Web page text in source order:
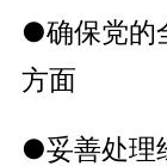
●确保党的
方面
●妥善处理